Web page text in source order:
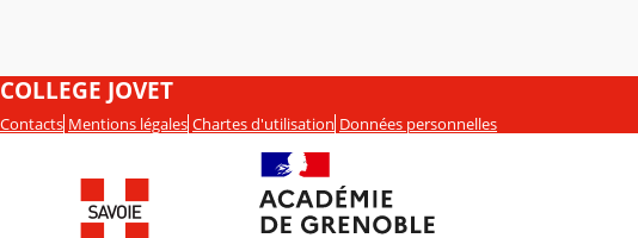
COLLEGE JOVET
Contacts Mentions légales Chartes d'utilisation Données personnelles